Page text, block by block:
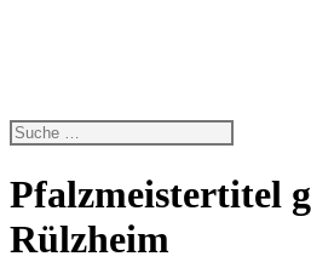
Pfalzmeistertitel
Rülzheim